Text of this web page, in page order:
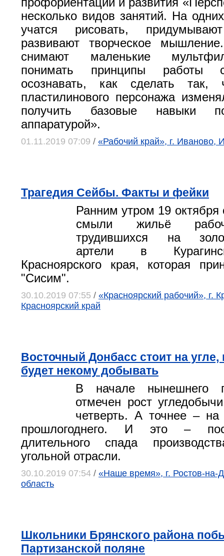
несколько видов занятий. На
учатся рисовать,
развивают творческое
снимают маленькие
понимать принципы работы
осознавать, как сделать так,
пластилинового персонажа
получить базовые навыки
аппаратурой».
01.11.2019 07:09 / «Рабочий край», г. Иваново,
Трагедия Сейбы. Факты и фейки
Ранним утром 19 октября
смыли жильё
трудившихся на
артели в
Красноярского края, которая
"Сисим".
30.10.2019 07:55 / «Красноярский рабочий», г.
Красноярский край
Восточный Донбасс стоит на
будет некому добывать
В начале нынешнего
отмечен рост
четверть. А точнее –
прошлогоднего. И это –
длительного спада
угольной отрасли.
30.10.2019 07:54 / «Наше время», г. Ростов-на-
область
Школьники Брянского района
Партизанской поляне